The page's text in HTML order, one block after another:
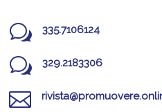
w 335.7106124
w 329.2183306
